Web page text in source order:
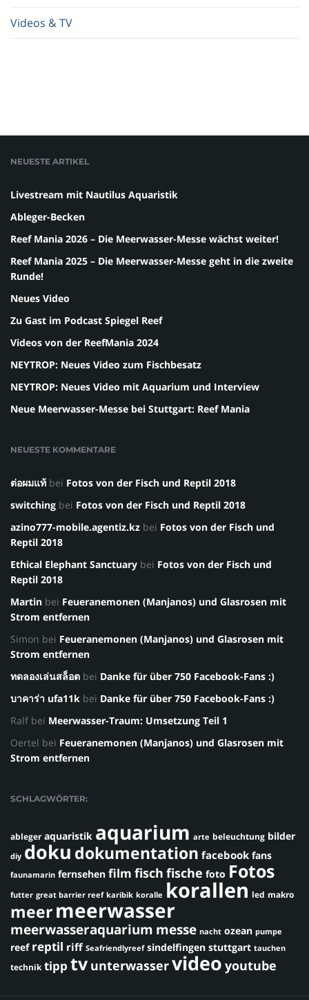
Videos & TV
NEUESTE ARTIKEL
Livestream mit Nautilus Aquaristik
Ableger-Becken
Reef Mania 2026 – Die Meerwasser-Messe wächst weiter!
Reef Mania 2025 – Die Meerwasser-Messe geht in die zweite
Runde!
Neues Video
Zu Gast im Podcast Spiegel Reef
Videos von der ReefMania 2024
NEYTROP: Neues Video zum Fischbesatz
NEYTROP: Neues Video mit Aquarium und Interview
Neue Meerwasser-Messe bei Stuttgart: Reef Mania
NEUESTE KOMMENTARE
ต่อผมแท้ bei Fotos von der Fisch und Reptil 2018
switching bei Fotos von der Fisch und Reptil 2018
azino777-mobile.agentiz.kz bei Fotos von der Fisch und
Reptil 2018
Ethical Elephant Sanctuary bei Fotos von der Fisch und
Reptil 2018
Martin bei Feueranemonen (Manjanos) und Glasrosen mit
Strom entfernen
Simon bei Feueranemonen (Manjanos) und Glasrosen mit
Strom entfernen
ทดลองเล่นสล็อต bei Danke für über 750 Facebook-Fans :)
บาคาร่า ufa11k bei Danke für über 750 Facebook-Fans :)
Ralf bei Meerwasser-Traum: Umsetzung Teil 1
Oertel bei Feueranemonen (Manjanos) und Glasrosen mit
Strom entfernen
SCHLAGWÖRTER:
ableger aquaristik aquarium arte beleuchtung bilder
diy doku dokumentation facebook fans
faunamarin fernsehen film fisch fische foto Fotos
futter great barrier reef karibik koralle korallen led makro
meermeerwasser
meerwasseraquarium messe nacht ozean pumpe
reef reptil riff Seafriendlyreef sindelfingen stuttgart tauchen
technik tipp tv unterwasservideo youtube